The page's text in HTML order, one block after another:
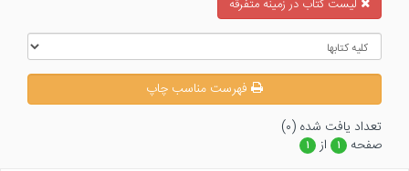
ليست كتاب در زمينه متفرقه
فهرست مناسب چاپ
تعداد يافت شده (۰)
صفحه
۱ از ۱